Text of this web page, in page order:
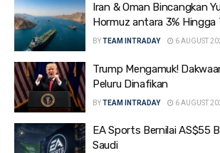
Iran & Oman Bincangkan
Hormuz antara 3% Hingga
BYTEAM INTRADAY 6 AUGUST
Trump Mengamuk!
Peluru Dinafikan
BYTEAM INTRADAY 6 AUGUST
EA Sports Bernilai AS$55
Saudi